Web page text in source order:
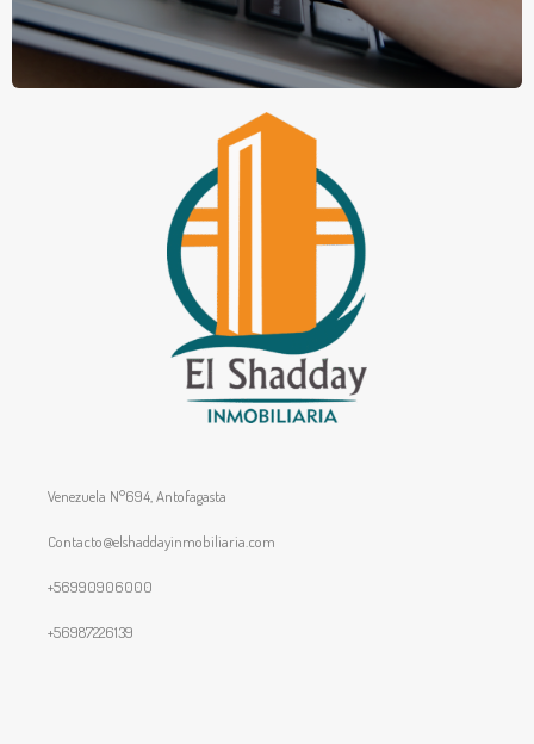
Venezuela N°694, Antofagasta
Contacto@elshaddayinmobiliaria.com
+56990906000
+56987226139